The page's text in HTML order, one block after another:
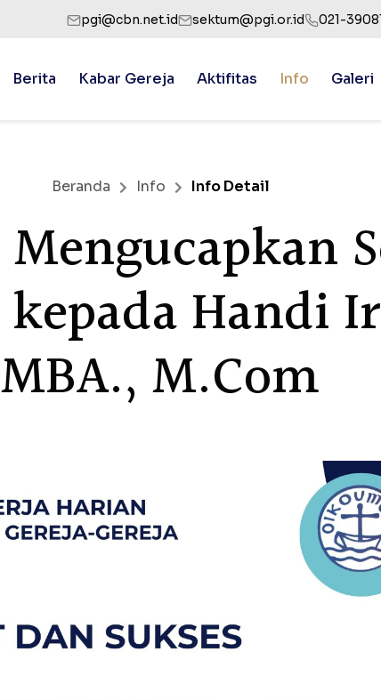
pgi@cbn.net.id sektum@pgi.or.id 021-
Berita Kabar Gereja Aktifitas Info Galeri
Beranda Info Info Detail
Handi
MBA., M.Com